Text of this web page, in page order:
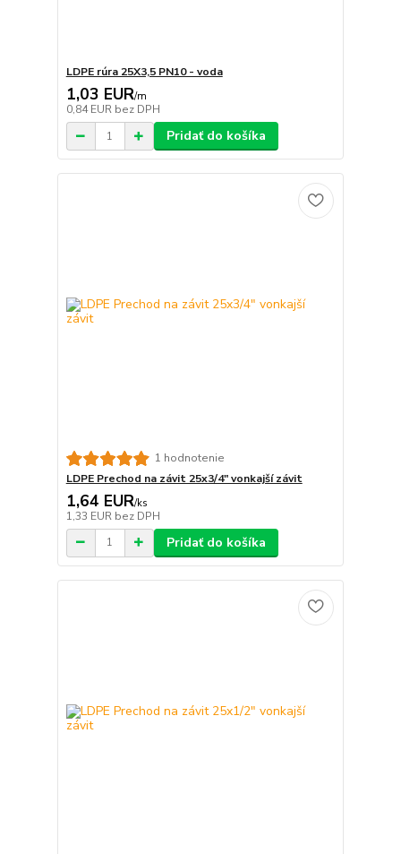
LDPE rúra 25X3,5 PN10 - voda
1,03 EUR/m
0,84 EUR bez DPH
Pridať do košíka
1 hodnotenie
LDPE Prechod na závit 25x3/4" vonkajší závit
1,64 EUR/ks
1,33 EUR bez DPH
Pridať do košíka